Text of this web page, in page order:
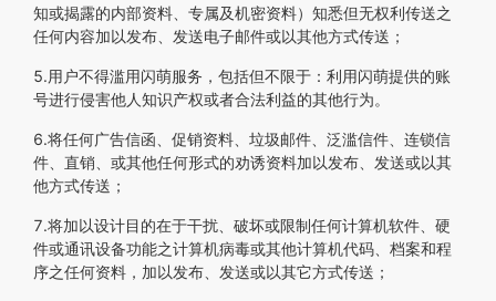
知或揭露的内部资料、专属及机密资料）知悉但无权利传送之
任何内容加以发布、发送电子邮件或以其他方式传送；
5.用户不得滥用闪萌服务，包括但不限于：利用闪萌提供的账
号进行侵害他人知识产权或者合法利益的其他行为。
6.将任何广告信函、促销资料、垃圾邮件、泛滥信件、连锁信
件、直销、或其他任何形式的劝诱资料加以发布、发送或以其
他方式传送；
7.将加以设计目的在于干扰、破坏或限制任何计算机软件、硬
件或通讯设备功能之计算机病毒或其他计算机代码、档案和程
序之任何资料，加以发布、发送或以其它方式传送；